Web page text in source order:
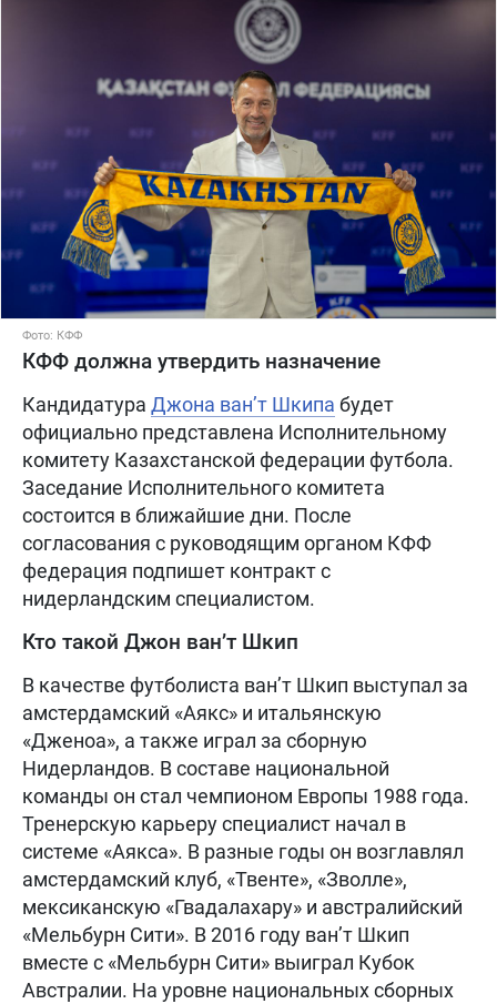
Фото: КФФ
КФФ должна утвердить назначение
Кандидатура Джона ван’т Шкипа будет
официально представлена Исполнительному
комитету Казахстанской федерации футбола.
Заседание Исполнительного комитета
состоится в ближайшие дни. После
согласования с руководящим органом КФФ
федерация подпишет контракт с
нидерландским специалистом.
Кто такой Джон ван’т Шкип
В качестве футболиста ван’т Шкип выступал за
амстердамский «Аякс» и итальянскую
«Дженоа», а также играл за сборную
Нидерландов. В составе национальной
команды он стал чемпионом Европы 1988 года.
Тренерскую карьеру специалист начал в
системе «Аякса». В разные годы он возглавлял
амстердамский клуб, «Твенте», «Зволле»,
мексиканскую «Гвадалахару» и австралийский
«Мельбурн Сити». В 2016 году ван’т Шкип
вместе с «Мельбурн Сити» выиграл Кубок
Австралии. На уровне национальных сборных